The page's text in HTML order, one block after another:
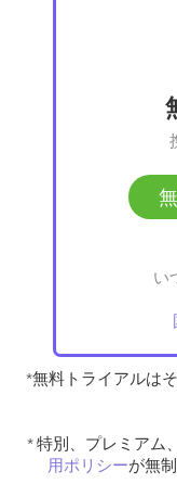
い
*無料トライアルは
* 特別、プレミアム
用ポリシーが無